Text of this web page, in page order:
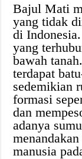
Bajul Mati
yang tidak
di
yang
bawah
terdapat
sedemikian
formasi
dan
adanya
manusia